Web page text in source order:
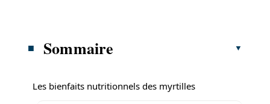
Sommaire
Les bienfaits nutritionnels des myrtilles